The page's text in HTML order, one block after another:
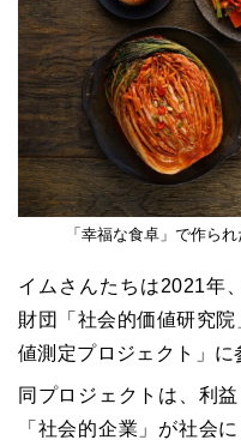
「幸福な食卓」で作ら
イムさんたちは2021年
財団「社会的価値研究
値測定プロジェクト」に
同プロジェクトは、利
「社会的企業」が社会